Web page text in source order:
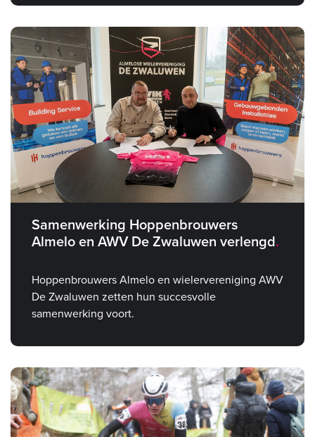
Samenwerking Hoppenbrouwers
Almelo en AWV De Zwaluwen verlengd
Hoppenbrouwers Almelo en wielervereniging AWV
De Zwaluwen zetten hun succesvolle
samenwerking voort.